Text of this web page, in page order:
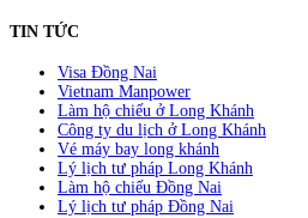
TIN TỨC
Visa Đồng Nai
Vietnam Manpower
Làm hộ chiếu ở Long Khánh
Công ty du lịch ở Long Khánh
Vé máy bay long khánh
Lý lịch tư pháp Long Khánh
Làm hộ chiếu Đồng Nai
Lý lịch tư pháp Đồng Nai